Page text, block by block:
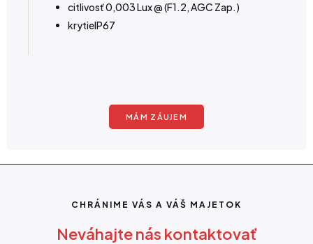
citlivosť 0,003 Lux @ (F1.2, AGC Zap.)
krytieIP67
MÁM ZÁUJEM
CHRÁNIME VÁS A VÁŠ MAJETOK
Neváhajte nás kontaktovať